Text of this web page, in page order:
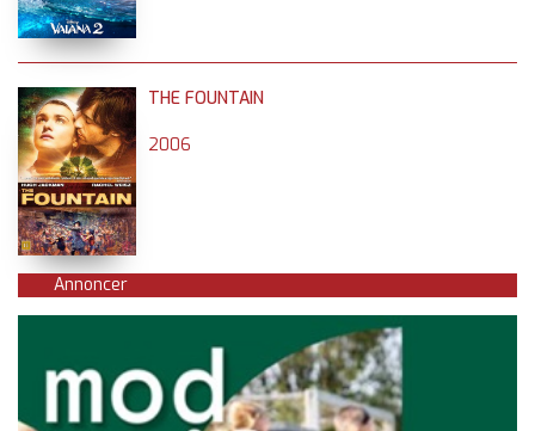
THE FOUNTAIN
2006
Annoncer